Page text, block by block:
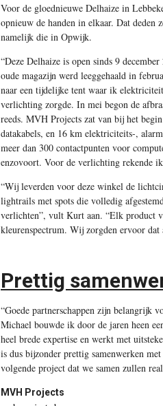
Voor de gloednieuwe Delhaize in
opnieuw de handen in elkaar. Dat deden
namelijk die in Opwijk.
“Deze Delhaize is open sinds 9
oude magazijn werd leeggehaald in
naar een tijdelijke tent waar ik
verlichting zorgde. In mei begon de
reeds. MVH Projects zat van bij het
datakabels, en 16 km elektriciteits-,
meer dan 300 contactpunten voor
enzovoort. Voor de verlichting rekende
“Wij leverden voor deze winkel de
lightrails met spots die volledig
verlichten”, vult Kurt aan. “Elk product
kleurenspectrum. Wij zorgden ervoor
Prettig
“Goede partnerschappen zijn belangrijk
Michael bouwde ik door de jaren heen
heel brede expertise en werkt met
is dus bijzonder prettig samenwerken
volgende project dat we samen zullen
MVH Projects